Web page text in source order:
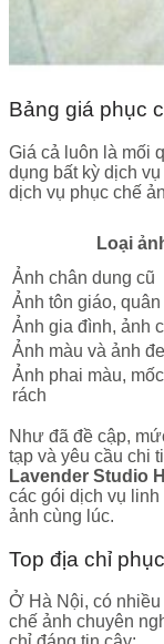
Bảng giá phục
Giá cả luôn là mối
dụng bất kỳ dịch
dịch vụ phục chế
Loại
Ảnh chân dung cũ
Ảnh tôn giáo,
Ảnh gia đình, ảnh
Ảnh màu và ảnh
Ảnh phai màu,
rách
Như đã đề cập,
tạp và yêu cầu chi
Lavender Studio
các gói dịch vụ
ảnh cùng lúc.
Top địa chỉ
Ở Hà Nội, có
chế ảnh chuyên